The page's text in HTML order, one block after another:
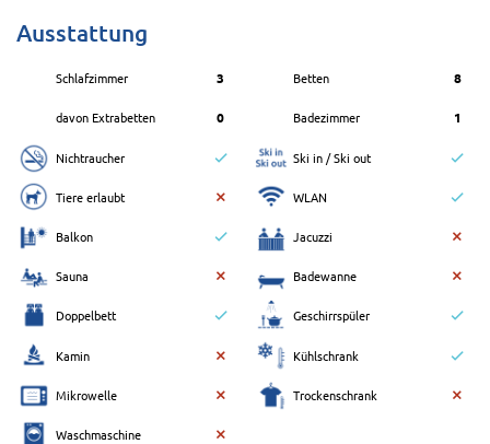
Ausstattung
Schlafzimmer 3 Betten 8
davon Extrabetten 0 Badezimmer 1
Nichtraucher Ski in / Ski out
Tiere erlaubt WLAN
Balkon Jacuzzi
Sauna Badewanne
Doppelbett Geschirrspüler
Kamin Kühlschrank
Mikrowelle Trockenschrank
Waschmaschine